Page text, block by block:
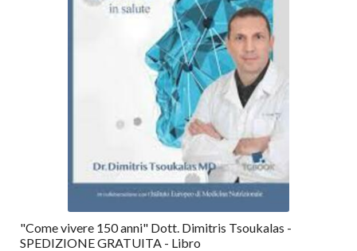
"Come vivere 150 anni" Dott. Dimitris Tsoukalas -
SPEDIZIONE GRATUITA - Libro